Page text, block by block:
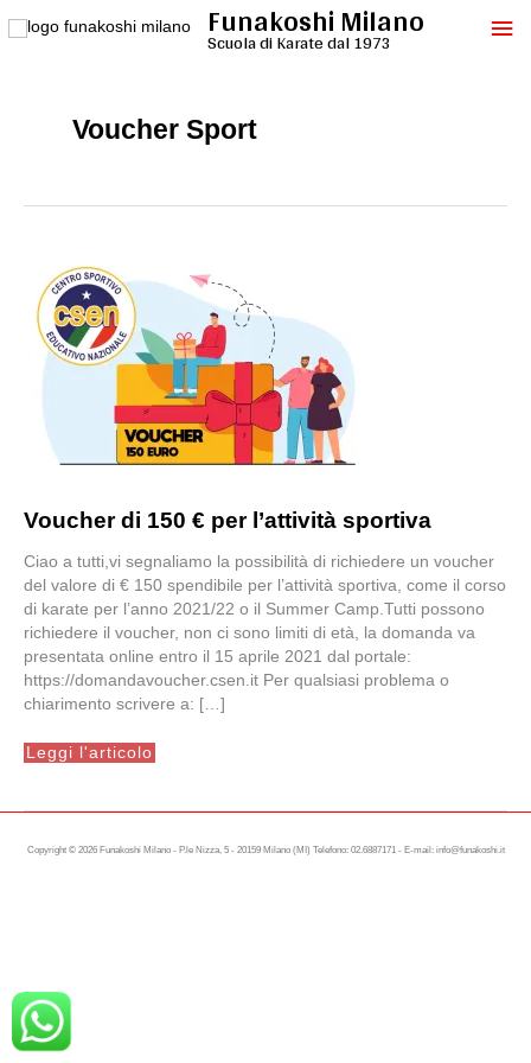
al
Funakoshi Milano
Scuola di Karate dal 1973
Voucher Sport
Voucher di 150 € per l’attività sportiva
Ciao a tutti,vi segnaliamo la possibilità di richiedere un voucher
del valore di € 150 spendibile per l’attività sportiva, come il corso
di karate per l’anno 2021/22 o il Summer Camp.Tutti possono
richiedere il voucher, non ci sono limiti di età, la domanda va
presentata online entro il 15 aprile 2021 dal portale:
https://domandavoucher.csen.it Per qualsiasi problema o
chiarimento scrivere a: […]
Voucher
di
per
sportiva
Leggi l'articolo
Copyright © 2026 Funakoshi Milano - P.le Nizza, 5 - 20159 Milano (MI) Telefono: 02.6887171 - E-mail: info@funakoshi.it